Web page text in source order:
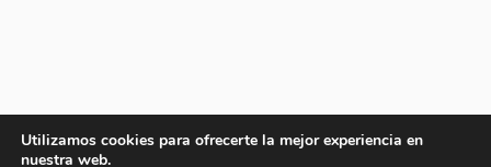
Utilizamos cookies para ofrecerte la mejor experiencia en
nuestra web.